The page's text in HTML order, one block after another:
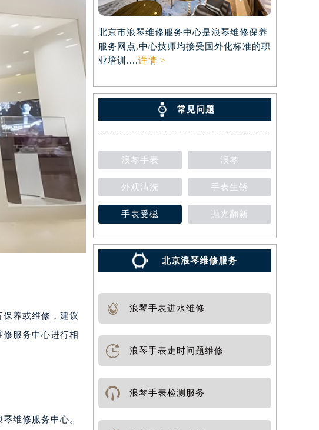
养或维修，建议
服务中心进行相
维修服务中心。
北京市浪琴维修服务中心是浪琴维修保养
服务网点,中心技师均接受国外化标准的职
业培训....详情 >
常见问题
浪琴手表 浪琴
外观清洗 手表生锈
手表受磁 抛光翻新
北京浪琴维修服务
浪琴手表进水维修
浪琴手表走时问题维修
浪琴手表检测服务